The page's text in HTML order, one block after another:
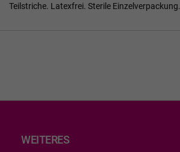
Teilstriche. Latexfrei. Sterile Einzelverpackung.
WEITERES